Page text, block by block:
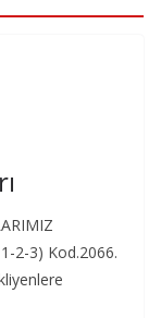
2-3) Kod.2066.